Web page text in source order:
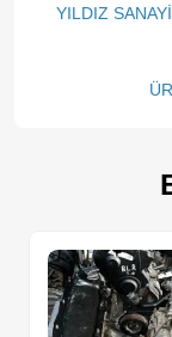
YILDIZ